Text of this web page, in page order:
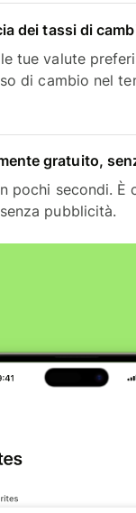
dei tassi di
tue valute
di cambio nel
gratuito,
pochi secondi. È
pubblicità.